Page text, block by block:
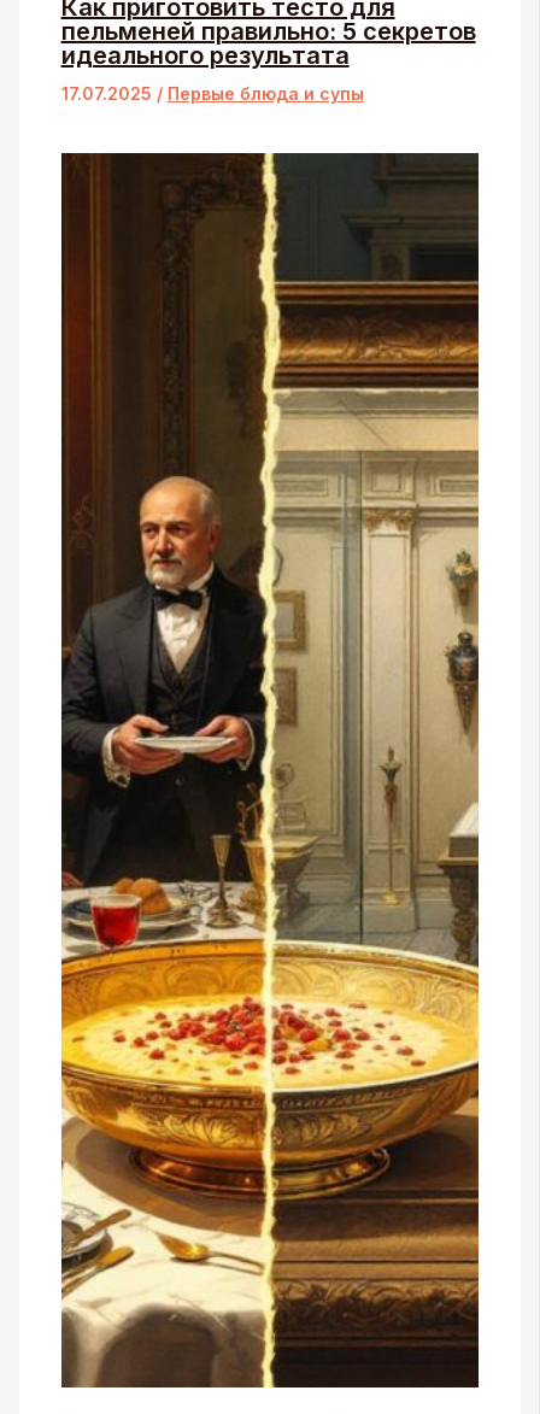
Как приготовить тесто для
пельменей правильно: 5 секретов
идеального результата
17.07.2025 / Первые блюда и супы